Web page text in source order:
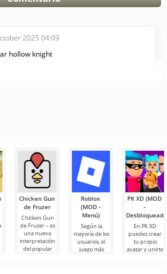
lo que lo convierte en uno de
2025 04:09
hollow knight
Chicken Gun
de Fruzer
Chicken Gun
de Fruzer – es
una nueva
interpretación
del popular
Roblox
(MOD -
Menú)
Según la
mayoría de los
usuarios, el
juego más
PK XD (MOD
-
En PK XD
puedes crear
tu propio
avatar y unirte